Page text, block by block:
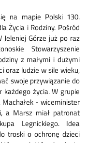
na mapie Polski 130.
Życia i Rodziny. Pośród
Jeleniej Górze już po raz
Stowarzyszenie
z małymi i dużymi
oraz ludzie w sile wieku,
swoje przywiązanie do
każdego życia. W grupie
- wiceminister
a Marsz miał patronat
Legnickiego. Idea
troski o ochronę dzieci